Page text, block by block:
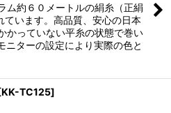
ム約６０メートルの絹糸（正絹
ています。高品質、安心の日本
かっていない平糸の状態で巻い
ニターの設定により実際の色と
KK-TC125]